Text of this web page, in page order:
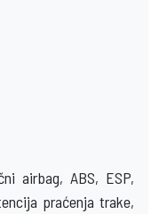
airbag, ABS, ESP,
praćenja trake,